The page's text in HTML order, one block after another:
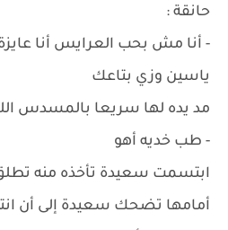
حانقة :
- أنا مش بحب العرايس أنا
ياسين وزي بتاعك
مد يده لها سريعا بالمسدس
- طب خديه أهو
ابتسمت سعيدة تأخذه منه
أمامها تضحك سعيدة إلى أن